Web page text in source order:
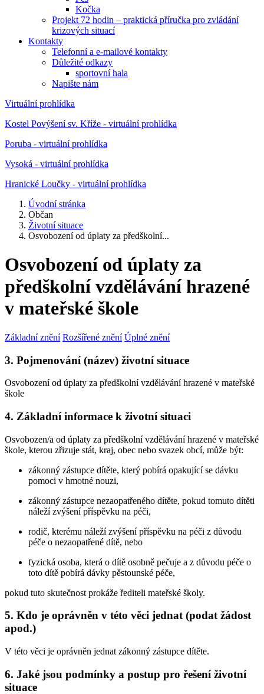
Kočka
Projekt 72 hodin – praktická příručka pro zvládání
krizových situací
Kontakty
Telefonní a e-mailové kontakty
Důležité odkazy
sportovní hala
Napište nám
Virtuální prohlídka
Kostel Povýšení sv. Kříže - virtuální prohlídka
Poruba - virtuální prohlídka
Vysoká - virtuální prohlídka
Hranické Loučky - virtuální prohlídka
Úvodní stránka
Občan
Životní situace
Osvobození od úplaty za předškolní...
Osvobození od úplaty za
předškolní vzdělávání hrazené
v mateřské škole
Základní znění Rozšířené znění Úplné znění
3. Pojmenování (název) životní situace
Osvobození od úplaty za předškolní vzdělávání hrazené v mateřské
škole
4. Základní informace k životní situaci
Osvobozen/a od úplaty za předškolní vzdělávání hrazené v mateřské
škole, kterou zřizuje stát, kraj, obec nebo svazek obcí, může být:
zákonný zástupce dítěte, který pobírá opakující se dávku
pomoci v hmotné nouzi,
zákonný zástupce nezaopatřeného dítěte, pokud tomuto dítěti
náleží zvýšení příspěvku na péči,
rodič, kterému náleží zvýšení příspěvku na péči z důvodu
péče o nezaopatřené dítě, nebo
fyzická osoba, která o dítě osobně pečuje a z důvodu péče o
toto dítě pobírá dávky pěstounské péče,
pokud tuto skutečnost prokáže řediteli mateřské školy.
5. Kdo je oprávněn v této věci jednat (podat žádost
apod.)
V této věci je oprávněn jednat zákonný zástupce dítěte.
6. Jaké jsou podmínky a postup pro řešení životní
situace